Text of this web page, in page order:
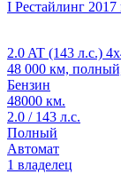
I Рестайлинг 2017
2.0 AT (143 л.с.)
48 000 км,
Бензин
48000 км.
2.0 / 143 л.с.
Полный
Автомат
1 владелец